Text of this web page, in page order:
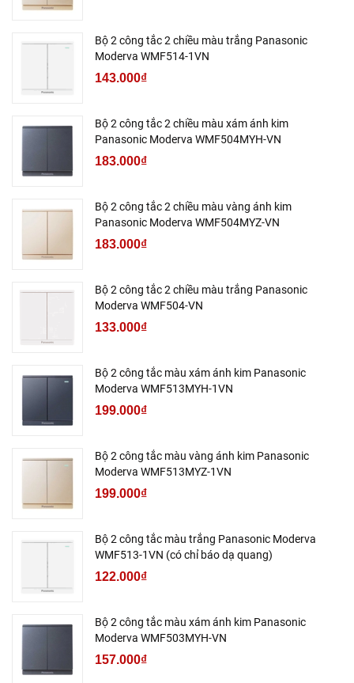
Bộ 2 công tắc 2 chiều màu trắng Panasonic
Moderva WMF514-1VN
143.000₫
Bộ 2 công tắc 2 chiều màu xám ánh kim
Panasonic Moderva WMF504MYH-VN
183.000₫
Bộ 2 công tắc 2 chiều màu vàng ánh kim
Panasonic Moderva WMF504MYZ-VN
183.000₫
Bộ 2 công tắc 2 chiều màu trắng Panasonic
Moderva WMF504-VN
133.000₫
Bộ 2 công tắc màu xám ánh kim Panasonic
Moderva WMF513MYH-1VN
199.000₫
Bộ 2 công tắc màu vàng ánh kim Panasonic
Moderva WMF513MYZ-1VN
199.000₫
Bộ 2 công tắc màu trắng Panasonic Moderva
WMF513-1VN (có chỉ báo dạ quang)
122.000₫
Bộ 2 công tắc màu xám ánh kim Panasonic
Moderva WMF503MYH-VN
157.000₫